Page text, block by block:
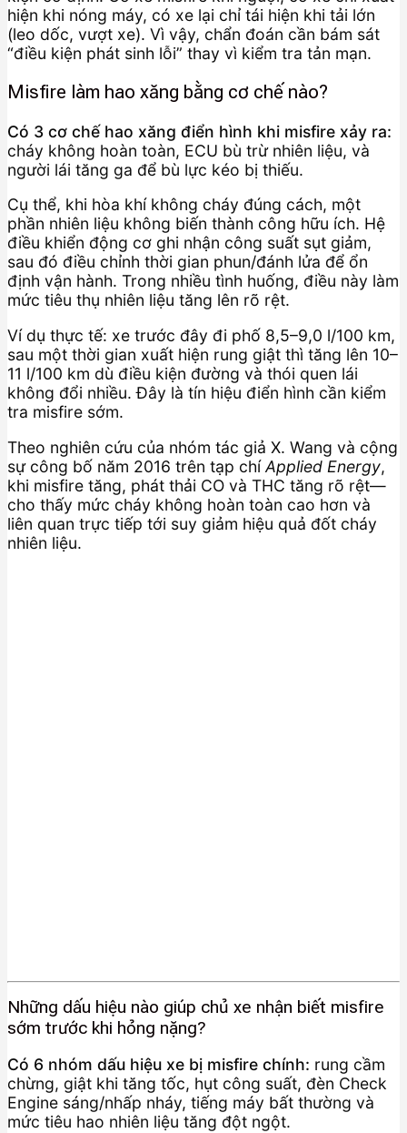
hiện khi nóng máy, có xe lại chỉ tái hiện khi tải lớn
(leo dốc, vượt xe). Vì vậy, chẩn đoán cần bám sát
“điều kiện phát sinh lỗi” thay vì kiểm tra tản mạn.
Misfire làm hao xăng bằng cơ chế nào?
Có 3 cơ chế hao xăng điển hình khi misfire xảy ra:
cháy không hoàn toàn, ECU bù trừ nhiên liệu, và
người lái tăng ga để bù lực kéo bị thiếu.
Cụ thể, khi hòa khí không cháy đúng cách, một
phần nhiên liệu không biến thành công hữu ích. Hệ
điều khiển động cơ ghi nhận công suất sụt giảm,
sau đó điều chỉnh thời gian phun/đánh lửa để ổn
định vận hành. Trong nhiều tình huống, điều này làm
mức tiêu thụ nhiên liệu tăng lên rõ rệt.
Ví dụ thực tế: xe trước đây đi phố 8,5–9,0 l/100 km,
sau một thời gian xuất hiện rung giật thì tăng lên 10–
11 l/100 km dù điều kiện đường và thói quen lái
không đổi nhiều. Đây là tín hiệu điển hình cần kiểm
tra misfire sớm.
Theo nghiên cứu của nhóm tác giả X. Wang và cộng
sự công bố năm 2016 trên tạp chíApplied Energy,
khi misfire tăng, phát thải CO và THC tăng rõ rệt—
cho thấy mức cháy không hoàn toàn cao hơn và
liên quan trực tiếp tới suy giảm hiệu quả đốt cháy
nhiên liệu.
Những dấu hiệu nào giúp chủ xe nhận biết misfire
sớm trước khi hỏng nặng?
Có 6 nhóm dấu hiệu xe bị misfire chính: rung cầm
chừng, giật khi tăng tốc, hụt công suất, đèn Check
Engine sáng/nhấp nháy, tiếng máy bất thường và
mức tiêu hao nhiên liệu tăng đột ngột.